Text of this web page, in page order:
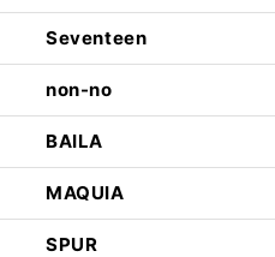
Seventeen
non-no
BAILA
MAQUIA
SPUR